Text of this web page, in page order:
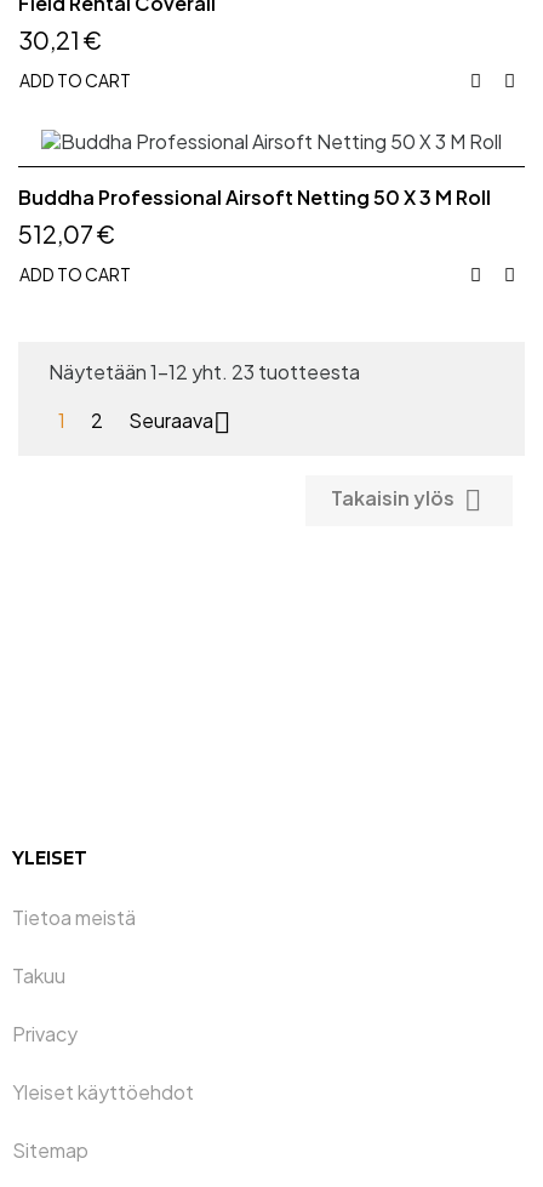
30,21 €
ADD TO CART  
Buddha Professional Airsoft Netting 50 X 3 M Roll
512,07 €
ADD TO CART  
Näytetään 1-12 yht. 23 tuotteesta
1
2 Seuraava
Takaisin ylös 
YLEISET
Tietoa meistä
Takuu
Privacy
Yleiset käyttöehdot
Sitemap